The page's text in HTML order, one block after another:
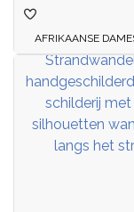
AFRIKAANSE